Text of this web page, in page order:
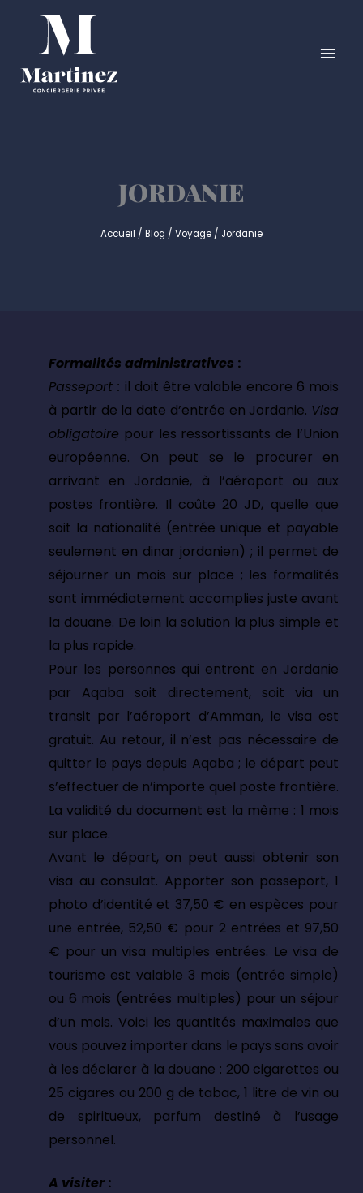
contenu
JORDANIE
Accueil / Blog / Voyage / Jordanie
Formalités administratives :
Passeport : il doit être valable encore 6 mois
à partir de la date d’entrée en Jordanie. Visa
obligatoire pour les ressortissants de l’Union
européenne. On peut se le procurer en
arrivant en Jordanie, à l’aéroport ou aux
postes frontière. Il coûte 20 JD, quelle que
soit la nationalité (entrée unique et payable
seulement en dinar jordanien) ; il permet de
séjourner un mois sur place ; les formalités
sont immédiatement accomplies juste avant
la douane. De loin la solution la plus simple et
la plus rapide.
Pour les personnes qui entrent en Jordanie
par Aqaba soit directement, soit via un
transit par l’aéroport d’Amman, le visa est
gratuit. Au retour, il n’est pas nécessaire de
quitter le pays depuis Aqaba ; le départ peut
s’effectuer de n’importe quel poste frontière.
La validité du document est la même : 1 mois
sur place.
Avant le départ, on peut aussi obtenir son
visa au consulat. Apporter son passeport, 1
photo d’identité et 37,50 € en espèces pour
une entrée, 52,50 € pour 2 entrées et 97,50
€ pour un visa multiples entrées. Le visa de
tourisme est valable 3 mois (entrée simple)
ou 6 mois (entrées multiples) pour un séjour
d’un mois. Voici les quantités maximales que
vous pouvez importer dans le pays sans avoir
à les déclarer à la douane : 200 cigarettes ou
25 cigares ou 200 g de tabac, 1 litre de vin ou
de spiritueux, parfum destiné à l’usage
personnel.
A visiter :